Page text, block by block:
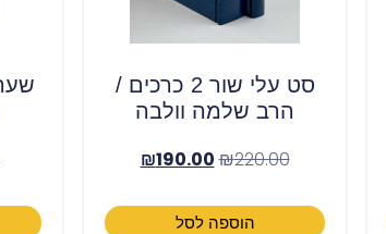
סט עלי שור 2 כרכים /
הרב שלמה וולבה
₪220.00
₪190.00
הוספה לסל